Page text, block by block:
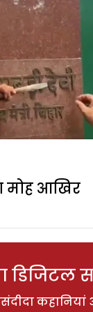
मोह आखिर
डिजिटल
कहानियां